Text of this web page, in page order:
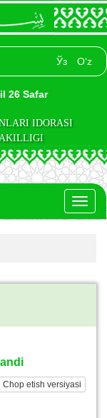
Ўз O‘z
26 Safar
IDORASI
etish versiyasi